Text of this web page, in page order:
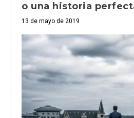
o una historia
13 de mayo de 2019